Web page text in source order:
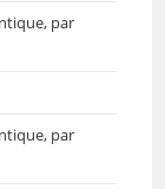
par
par